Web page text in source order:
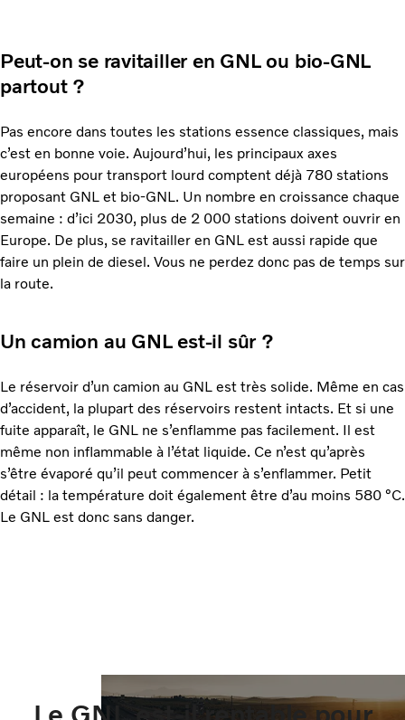
Peut-on se ravitailler en GNL ou bio-GNL
partout ?
Pas encore dans toutes les stations essence classiques, mais
c’est en bonne voie. Aujourd’hui, les principaux axes
européens pour transport lourd comptent déjà 780 stations
proposant GNL et bio-GNL. Un nombre en croissance chaque
semaine : d’ici 2030, plus de 2 000 stations doivent ouvrir en
Europe. De plus, se ravitailler en GNL est aussi rapide que
faire un plein de diesel. Vous ne perdez donc pas de temps sur
la route.
Un camion au GNL est-il sûr ?
Le réservoir d’un camion au GNL est très solide. Même en cas
d’accident, la plupart des réservoirs restent intacts. Et si une
fuite apparaît, le GNL ne s’enflamme pas facilement. Il est
même non inflammable à l’état liquide. Ce n’est qu’après
s’être évaporé qu’il peut commencer à s’enflammer. Petit
détail : la température doit également être d’au moins 580 °C.
Le GNL est donc sans danger.